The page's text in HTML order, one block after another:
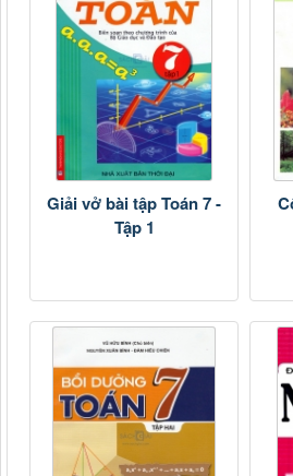
Giải vở bài tập Toán 7 -
Tập 1